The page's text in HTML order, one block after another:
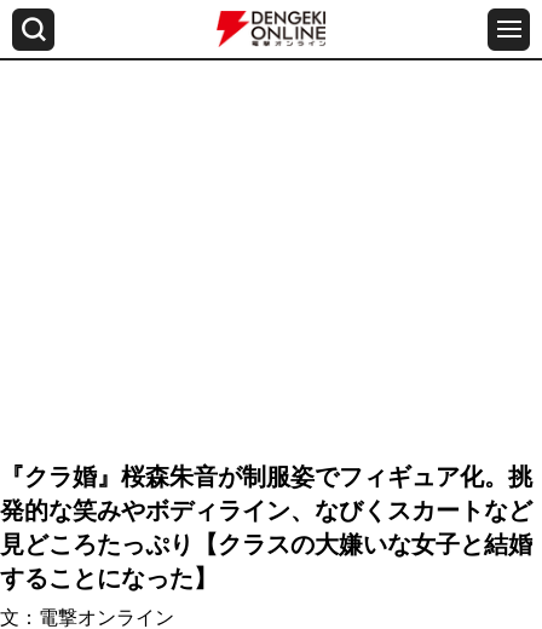
『クラ婚』桜森朱音が制服姿でフィギュア化。挑
発的な笑みやボディライン、なびくスカートなど
見どころたっぷり【クラスの大嫌いな女子と結婚
することになった】
文： 電撃オンライン